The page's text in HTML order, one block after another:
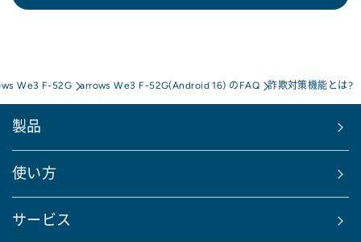
We3 F-52G arrows We3 F-52G(Android 16) のFAQ 詐欺対策機能とは?
製品
使い方
サービス